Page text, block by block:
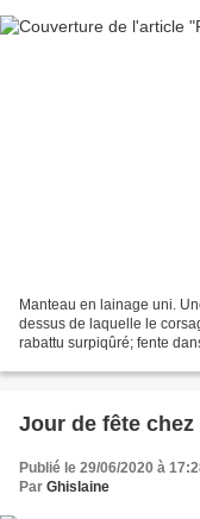
Manteau en lainage uni.
dessus de laquelle le
rabattu surpiqûré; fente
Jour de fête
Publié le 29/06/2020 à
Par Ghislaine